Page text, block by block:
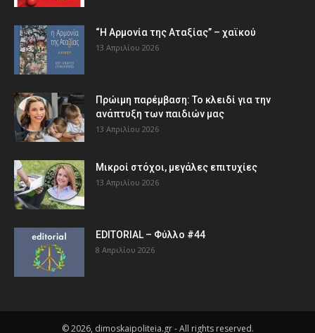
“Η Αρμονία της Αταξίας” – χαϊκού
13 Απριλίου 2026
Πρώιμη παρέμβαση: Το κλειδί για την
ανάπτυξη των παιδιών µας
13 Απριλίου 2026
Μικροί στόχοι, μεγάλες επιτυχίες
13 Απριλίου 2026
EDITORIAL – Φύλλο #44
8 Απριλίου 2026
© 2026, dimoskaipoliteia.gr - All rights reserved.